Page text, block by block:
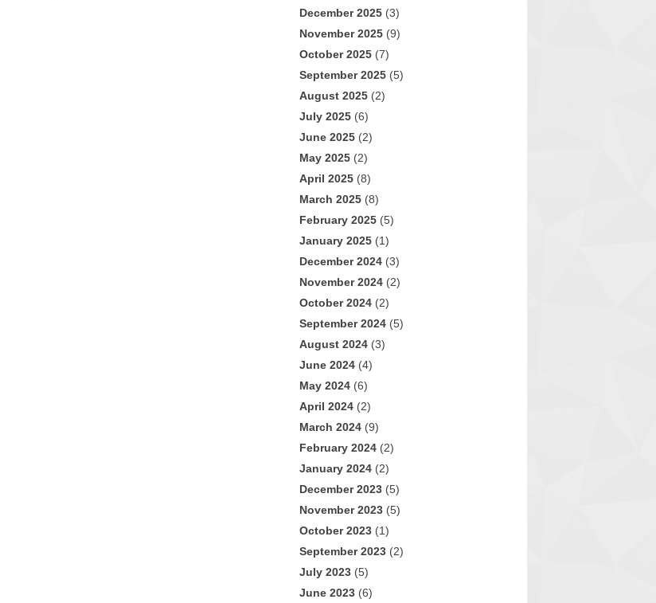
December 2025 (3)
November 2025 (9)
October 2025 (7)
September 2025 (5)
August 2025 (2)
July 2025 (6)
June 2025 (2)
May 2025 (2)
April 2025 (8)
March 2025 (8)
February 2025 (5)
January 2025 (1)
December 2024 (3)
November 2024 (2)
October 2024 (2)
September 2024 (5)
August 2024 (3)
June 2024 (4)
May 2024 (6)
April 2024 (2)
March 2024 (9)
February 2024 (2)
January 2024 (2)
December 2023 (5)
November 2023 (5)
October 2023 (1)
September 2023 (2)
July 2023 (5)
June 2023 (6)